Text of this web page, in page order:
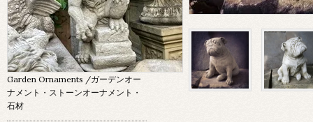
Garden Ornaments /ガーデンオー
ナメント・ストーンオーナメント・
石材